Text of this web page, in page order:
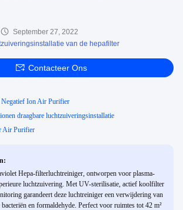
September 27, 2022
van de hepafilter
Contacteer Ons
Ion Air Purifier
draagbare luchtzuiveringsinstallatie
Air Purifier
Hepa-filterluchtreiniger, ontworpen voor plasma-
luchtzuivering. Met UV-sterilisatie, actief koolfilter
garandeert deze luchtreiniger een verwijdering van
en formaldehyde. Perfect voor ruimtes tot 42 m²